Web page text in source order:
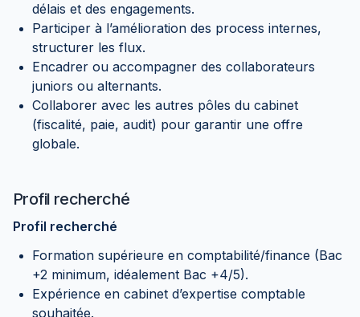
délais et des engagements.
Participer à l’amélioration des process internes,
structurer les flux.
Encadrer ou accompagner des collaborateurs
juniors ou alternants.
Collaborer avec les autres pôles du cabinet
(fiscalité, paie, audit) pour garantir une offre
globale.
Profil recherché
Profil recherché
Formation supérieure en comptabilité/finance (Bac
+2 minimum, idéalement Bac +4/5).
Expérience en cabinet d’expertise comptable
souhaitée.